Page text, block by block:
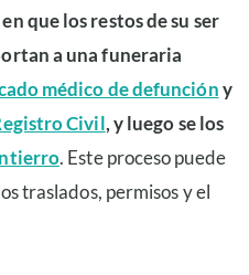
que los restos de su ser
a una funeraria
médico de defuncióny
Civil, y luego se los
. Este proceso puede
traslados, permisos y el